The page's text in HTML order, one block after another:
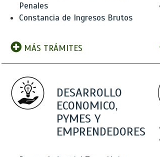
Penales
Constancia de Ingresos Brutos
MÁS TRÁMITES
DESARROLLO
ECONOMICO,
PYMES Y
EMPRENDEDORES